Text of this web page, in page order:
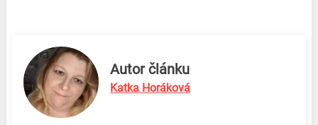
Autor článku
Katka Horáková